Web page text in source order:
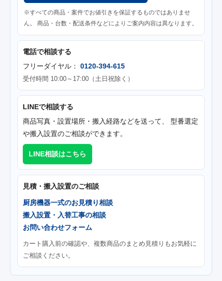
※すべての商品・案件でお値引きを保証するものではありませ
ん。 商品・台数・配送条件などによりご案内内容は異なります。
電話で相談する
フリーダイヤル： 0120-394-615
受付時間 10:00～17:00（土日祝除く）
LINEで相談する
商品写真・設置場所・搬入経路などを送って、 型番選定
や搬入設置のご相談ができます。
LINE相談はこちら
見積・搬入設置のご相談
厨房機器一式のお見積り相談
搬入設置・入替工事の相談
お問い合わせフォーム
カート購入前の確認や、複数商品のまとめ見積りもお気軽に
ご相談ください。